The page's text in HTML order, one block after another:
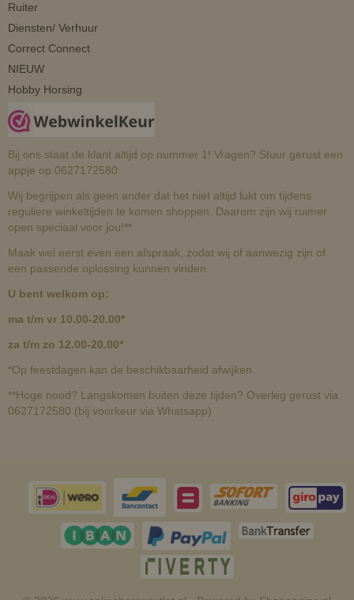
Ruiter
Diensten/ Verhuur
Correct Connect
NIEUW
Hobby Horsing
Bij ons staat de klant altijd op nummer 1! Vragen? Stuur gerust een
appje op 0627172580
Wij begrijpen als geen ander dat het niet altijd lukt om tijdens
reguliere winkeltijden te komen shoppen. Daarom zijn wij ruimer
open speciaal voor jou!**
Maak wel eerst even een afspraak, zodat wij of aanwezig zijn of
een passende oplossing kunnen vinden.
U bent welkom op:
ma t/m vr 10.00-20.00*
za t/m zo 12.00-20.00*
*Op feestdagen kan de beschikbaarheid afwijken.
**Hoge nood? Langskomen buiten deze tijden? Overleg gerust via
0627172580 (bij voorkeur via Whatsapp)